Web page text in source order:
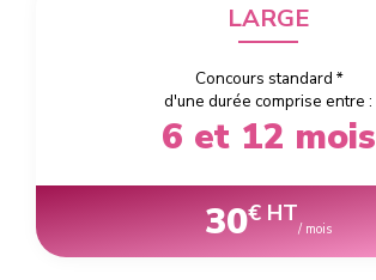
LARGE
Concours standard *
d'une durée comprise entre :
6 et 12 mois
30€ HT
/ mois